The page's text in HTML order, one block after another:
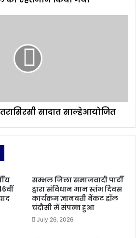
सादात साल्हेआयोजित
सम्भल जिला समाजवादी पार्टी
द्वारा संविधान मान स्तंभ दिवस
कार्यक्रम ज्ञानवती बैंकट हॉल
चंदौसी में संपन्न हुआ
July 26, 2026